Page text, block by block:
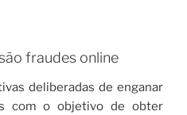
fraudes online
deliberadas de enganar
com o objetivo de obter